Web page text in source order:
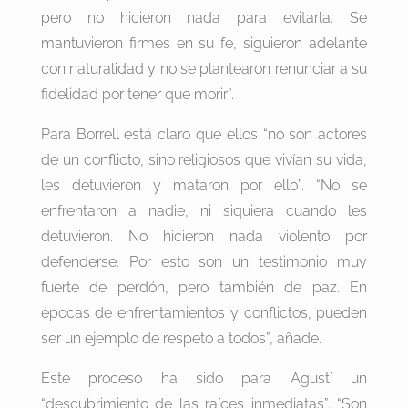
pero no hicieron nada para evitarla. Se
mantuvieron firmes en su fe, siguieron adelante
con naturalidad y no se plantearon renunciar a su
fidelidad por tener que morir”.
Para Borrell está claro que ellos “no son actores
de un conflicto, sino religiosos que vivían su vida,
les detuvieron y mataron por ello”. “No se
enfrentaron a nadie, ni siquiera cuando les
detuvieron. No hicieron nada violento por
defenderse. Por esto son un testimonio muy
fuerte de perdón, pero también de paz. En
épocas de enfrentamientos y conflictos, pueden
ser un ejemplo de respeto a todos”, añade.
Este proceso ha sido para Agustí un
“descubrimiento de las raíces inmediatas”. “Son